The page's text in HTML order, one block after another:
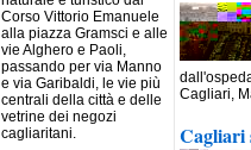
Corso Vittorio Emanuele
alla piazza Gramsci e alle
vie Alghero e Paoli,
passando per via Manno
e via Garibaldi, le vie più
centrali della città e delle
vetrine dei negozi
cagliaritani.
Cagliari,
Cagliari